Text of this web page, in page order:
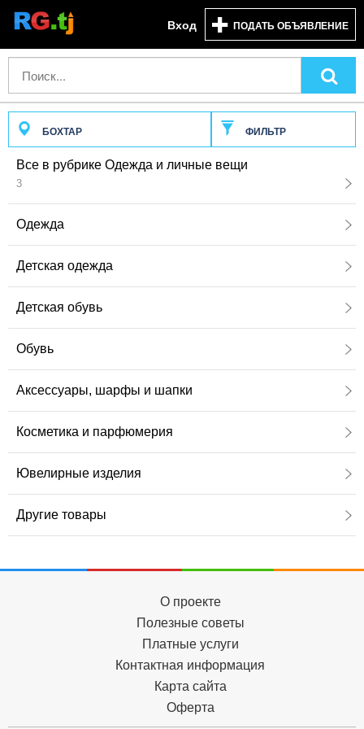
Вход ПОДАТЬ ОБЪЯВЛЕНИЕ
БОХТАР ФИЛЬТР
Все в рубрике Одежда и личные вещи
3
Одежда
Детская одежда
Детская обувь
Обувь
Аксессуары, шарфы и шапки
Косметика и парфюмерия
Ювелирные изделия
Другие товары
О проекте
Полезные советы
Платные услуги
Контактная информация
Карта сайта
Оферта